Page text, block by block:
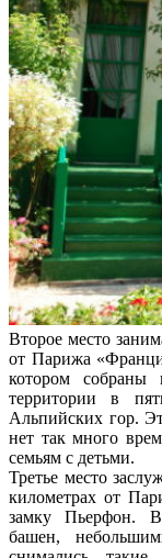
Второе место
от Парижа
котором собраны
территории в
Альпийских гор.
нет так много
семьям с детьми.
Третье место
километрах от
замку Пьерфон.
башен,